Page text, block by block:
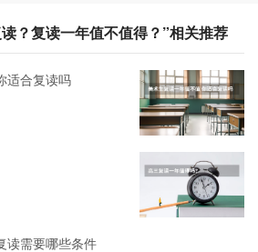
？复读一年值不值得？”相关推荐
适合复读吗
读需要哪些条件